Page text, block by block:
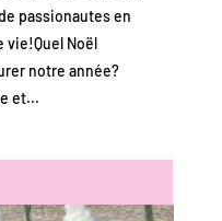
passionautes en
Noël
notre année?
et...